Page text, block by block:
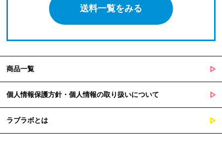
送料一覧をみる
商品一覧
個人情報保護方針・個人情報の取り扱いについて
ラブラボとは